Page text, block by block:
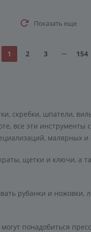
Показать еще
1 2 3 154
скребки, шпатели,
все эти
малярных и
щетки и ключи, а
рубанки и
понадобиться